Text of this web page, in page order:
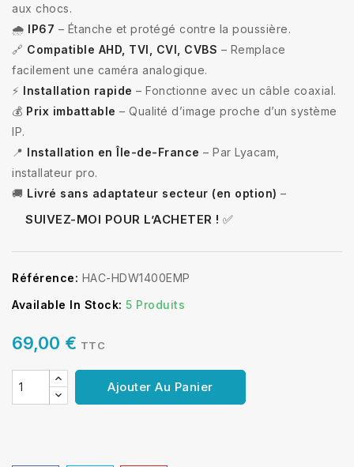
aux chocs.
🌧️ IP67 – Étanche et protégé contre la poussière.
🔗 Compatible AHD, TVI, CVI, CVBS – Remplace
facilement une caméra analogique.
⚡ Installation rapide – Fonctionne avec un câble coaxial.
💰 Prix imbattable – Qualité d’image proche d’un système
IP.
📍 Installation en Île-de-France – Par Lyacam,
installateur pro.
🚚 Livré sans adaptateur secteur (en option) –
SUIVEZ-MOI POUR L’ACHETER ! ✅
Référence: HAC-HDW1400EMP
Available In Stock: 5 Produits
69,00 € TTC
Ajouter Au Panier